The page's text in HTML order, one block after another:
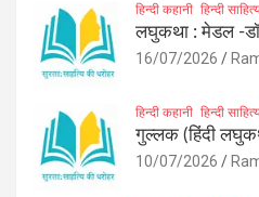
हिन्दी कहानी हिन्दी
लघुकथा : मेडल -डॉ.
16/07/2026
हिन्दी कहानी हिन्दी
गुल्लक (हिंदी
10/07/2026